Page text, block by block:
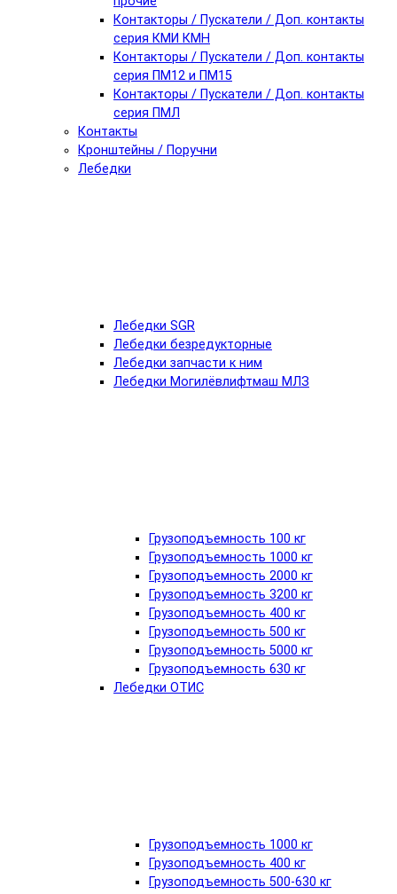
Контакторы / Пускатели / Доп. контакты
серия КМИ КМН
Контакторы / Пускатели / Доп. контакты
серия ПМ12 и ПМ15
Контакторы / Пускатели / Доп. контакты
серия ПМЛ
Контакты
Кронштейны / Поручни
Лебедки
Лебедки SGR
Лебедки безредукторные
Лебедки запчасти к ним
Лебедки Могилёвлифтмаш МЛЗ
Грузоподъемность 100 кг
Грузоподъемность 1000 кг
Грузоподъемность 2000 кг
Грузоподъемность 3200 кг
Грузоподъемность 400 кг
Грузоподъемность 500 кг
Грузоподъемность 5000 кг
Грузоподъемность 630 кг
Лебедки ОТИС
Грузоподъемность 1000 кг
Грузоподъемность 400 кг
Грузоподъемность 500-630 кг